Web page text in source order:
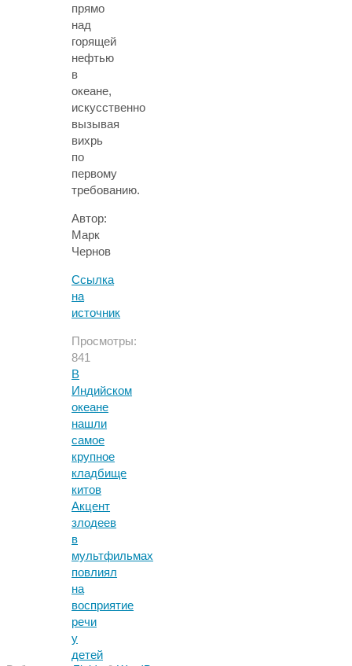
прямо
над
горящей
нефтью
в
океане,
искусственно
вызывая
вихрь
по
первому
требованию.
Автор:
Марк
Чернов
Ссылка
на
источник
Просмотры:
841
В
Индийском
океане
нашли
самое
крупное
кладбище
китов
Акцент
злодеев
в
мультфильмах
повлиял
на
восприятие
речи
у
детей